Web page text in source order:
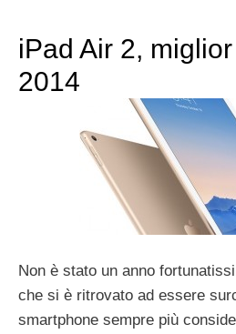
iPad Air 2,
2014
Non è stato un anno
che si è ritrovato ad essere
smartphone sempre più